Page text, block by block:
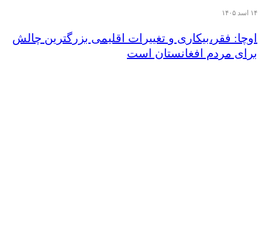
۱۴ اسد ۱۴۰۵
اوچا: فقر،بیکاری و تغییرات اقلیمی بزرگترین چالش
برای مردم افغانستان است